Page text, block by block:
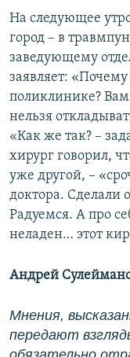
На следующее
город – в
заведующему
заявляет:
поликлинике?
нельзя
«Как же так? –
хирург говорил,
уже другой, –
доктора. Сделали
Радуемся. А про
неладен… этот
Андрей
Мнения,
передают